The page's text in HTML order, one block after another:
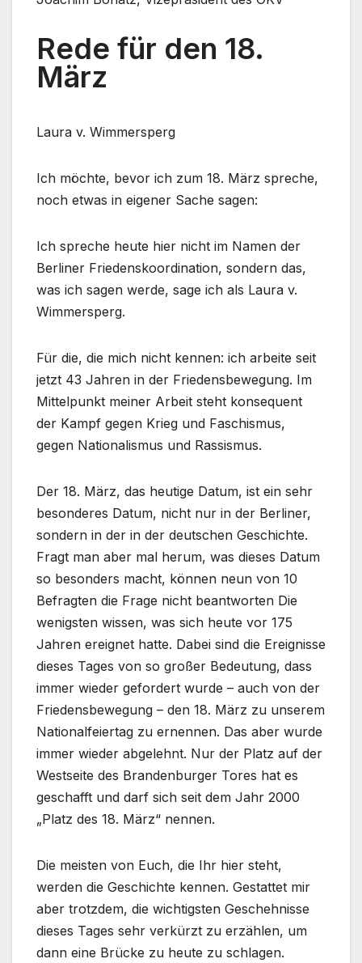
Rede für den 18.
März
Laura v. Wimmersperg
Ich möchte, bevor ich zum 18. März spreche,
noch etwas in eigener Sache sagen:
Ich spreche heute hier nicht im Namen der
Berliner Friedenskoordination, sondern das,
was ich sagen werde, sage ich als Laura v.
Wimmersperg.
Für die, die mich nicht kennen: ich arbeite seit
jetzt 43 Jahren in der Friedensbewegung. Im
Mittelpunkt meiner Arbeit steht konsequent
der Kampf gegen Krieg und Faschismus,
gegen Nationalismus und Rassismus.
Der 18. März, das heutige Datum, ist ein sehr
besonderes Datum, nicht nur in der Berliner,
sondern in der in der deutschen Geschichte.
Fragt man aber mal herum, was dieses Datum
so besonders macht, können neun von 10
Befragten die Frage nicht beantworten Die
wenigsten wissen, was sich heute vor 175
Jahren ereignet hatte. Dabei sind die Ereignisse
dieses Tages von so großer Bedeutung, dass
immer wieder gefordert wurde – auch von der
Friedensbewegung – den 18. März zu unserem
Nationalfeiertag zu ernennen. Das aber wurde
immer wieder abgelehnt. Nur der Platz auf der
Westseite des Brandenburger Tores hat es
geschafft und darf sich seit dem Jahr 2000
„Platz des 18. März“ nennen.
Die meisten von Euch, die Ihr hier steht,
werden die Geschichte kennen. Gestattet mir
aber trotzdem, die wichtigsten Geschehnisse
dieses Tages sehr verkürzt zu erzählen, um
dann eine Brücke zu heute zu schlagen.